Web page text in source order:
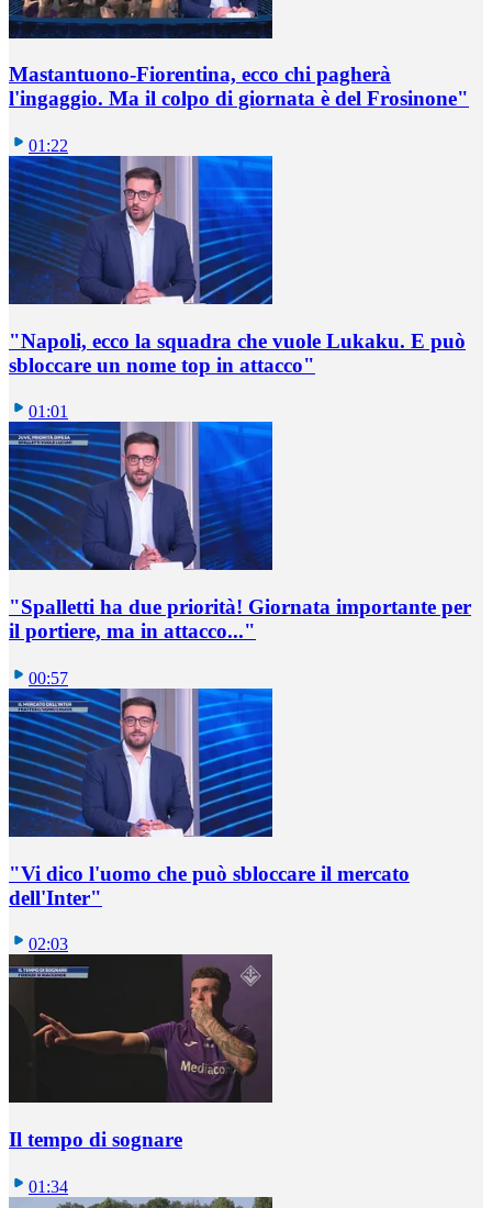
Mastantuono-Fiorentina, ecco chi pagherà
l'ingaggio. Ma il colpo di giornata è del Frosinone"
01:22
"Napoli, ecco la squadra che vuole Lukaku. E può
sbloccare un nome top in attacco"
01:01
"Spalletti ha due priorità! Giornata importante per
il portiere, ma in attacco..."
00:57
"Vi dico l'uomo che può sbloccare il mercato
dell'Inter"
02:03
Il tempo di sognare
01:34